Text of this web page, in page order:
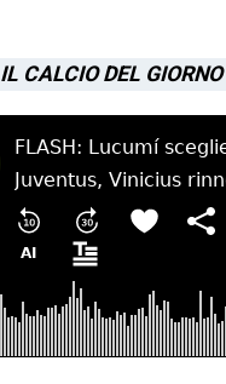
IL CALCIO DEL GIORNO